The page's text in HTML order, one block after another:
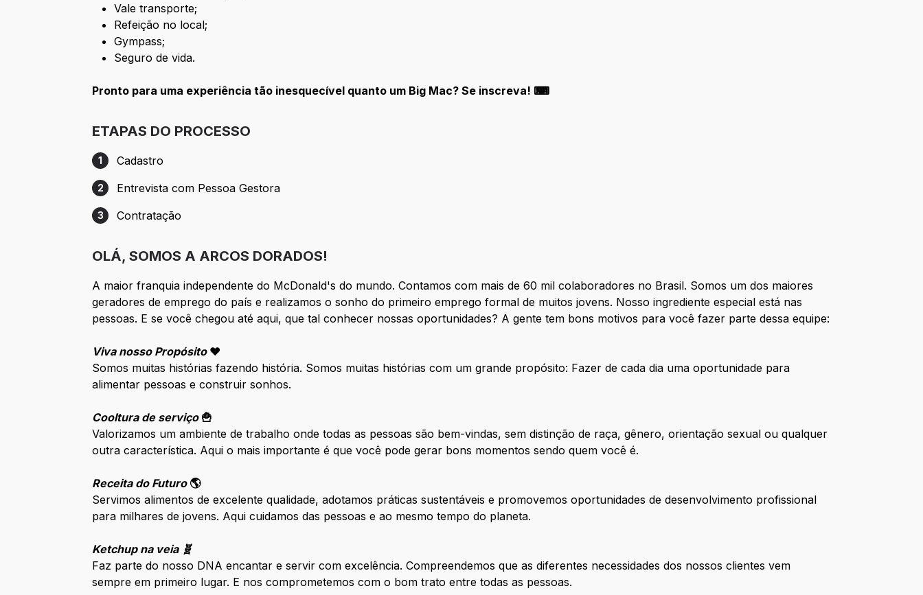
Vale transporte;
Refeição no local;
Gympass;
Seguro de vida.
Pronto para uma experiência tão inesquecível quanto um Big Mac? Se inscreva! ⌨
ETAPAS DO PROCESSO
Etapa 1: Cadastro
1 Cadastro
Etapa 2: Entrevista com Pessoa Gestora
2 Entrevista com Pessoa Gestora
Etapa 3: Contratação
3 Contratação
OLÁ, SOMOS A ARCOS DORADOS!
A maior franquia independente do McDonald's do mundo. Contamos com mais de 60 mil colaboradores no Brasil. Somos um dos maiores
geradores de emprego do país e realizamos o sonho do primeiro emprego formal de muitos jovens. Nosso ingrediente especial está nas
pessoas. E se você chegou até aqui, que tal conhecer nossas oportunidades? A gente tem bons motivos para você fazer parte dessa equipe:
Viva nosso Propósito ❤️
Somos muitas histórias fazendo história. Somos muitas histórias com um grande propósito: Fazer de cada dia uma oportunidade para
alimentar pessoas e construir sonhos.
Cooltura de serviço 🍟
Valorizamos um ambiente de trabalho onde todas as pessoas são bem-vindas, sem distinção de raça, gênero, orientação sexual ou qualquer
outra característica. Aqui o mais importante é que você pode gerar bons momentos sendo quem você é.
Receita do Futuro 🌎
Servimos alimentos de excelente qualidade, adotamos práticas sustentáveis e promovemos oportunidades de desenvolvimento profissional
para milhares de jovens. Aqui cuidamos das pessoas e ao mesmo tempo do planeta.
Ketchup na veia 🧬
Faz parte do nosso DNA encantar e servir com excelência. Compreendemos que as diferentes necessidades dos nossos clientes vem
sempre em primeiro lugar. E nos comprometemos com o bom trato entre todas as pessoas.